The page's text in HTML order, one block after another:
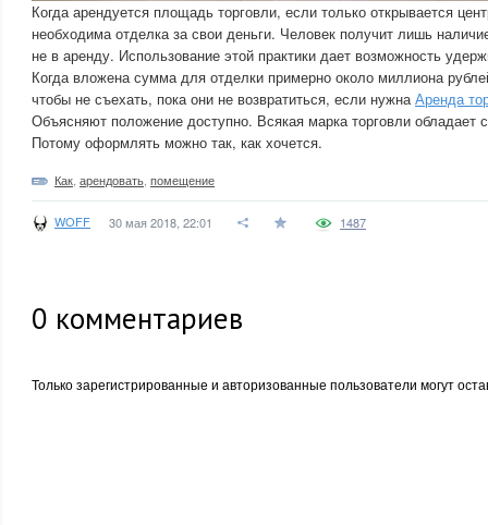
Когда арендуется площадь торговли, если только открывается
необходима отделка за свои деньги. Человек получит лишь
не в аренду. Использование этой практики дает возможность
Когда вложена сумма для отделки примерно около миллиона
чтобы не съехать, пока они не возвратиться, если нужнаАренда
Объясняют положение доступно. Всякая марка торговли
Потому оформлять можно так, как хочется.
Как арендовать помещение
WOFF 30 мая 2018, 22:01 1487
0 комментариев
Только зарегистрированные и авторизованные пользователи могут